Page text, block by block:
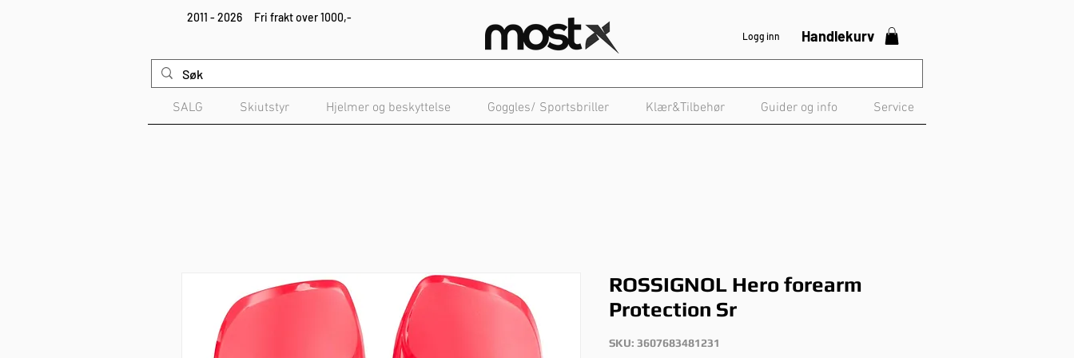
2011 - 2026 Fri frakt over 1000,-
Logg inn Handlekurv
SALG Skiutstyr Hjelmer og beskyttelse Goggles/ Sportsbriller Klær&Tilbehør Guider og info Service
ROSSIGNOL Hero forearm
Protection Sr
SKU: 3607683481231